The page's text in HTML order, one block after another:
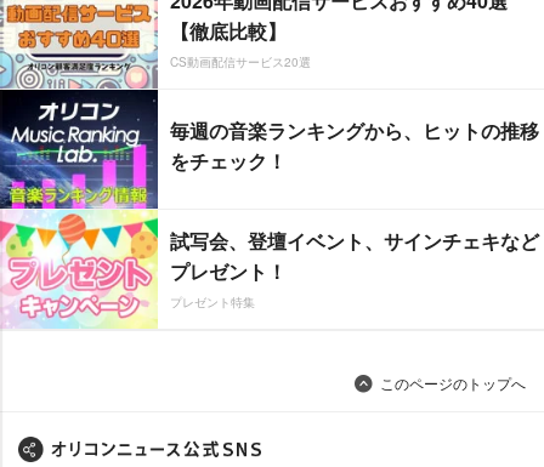
【徹底比較】
CS動画配信サービス20選
毎週の音楽ランキングから、ヒットの推移
をチェック！
試写会、登壇イベント、サインチェキなど
プレゼント！
プレゼント特集
このページのトップへ